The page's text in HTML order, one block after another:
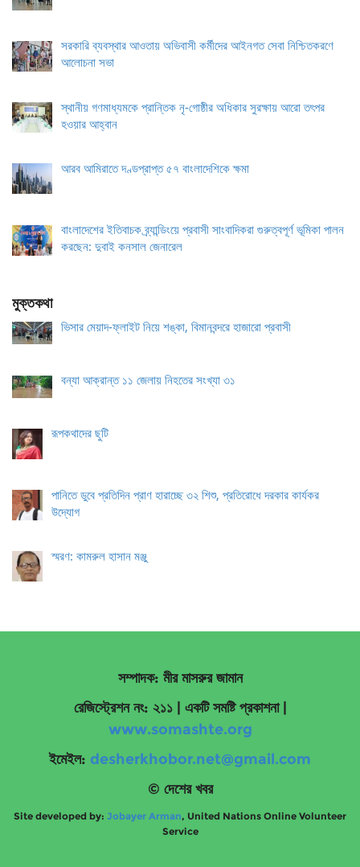
সরকারি ব্যবস্থার আওতায় অভিবাসী কর্মীদের আইনগত সেবা নিশ্চিতকরণে
আলোচনা সভা
স্থানীয় গণমাধ্যমকে প্রান্তিক নৃ-গোষ্ঠীর অধিকার সুরক্ষায় আরো তৎপর
হওয়ার আহ্বান
আরব আমিরাতে দণ্ডপ্রাপ্ত ৫৭ বাংলাদেশিকে ক্ষমা
বাংলাদেশের ইতিবাচক ব্র্যান্ডিংয়ে প্রবাসী সাংবাদিকরা গুরুত্বপূর্ণ ভূমিকা পালন
করছেন: দুবাই কনসাল জেনারেল
মুক্তকথা
ভিসার মেয়াদ-ফ্লাইট নিয়ে শঙ্কা, বিমানবন্দরে হাজারো প্রবাসী
বন্যা আক্রান্ত ১১ জেলায় নিহতের সংখ্যা ৩১
রূপকথাদের ছুটি
পানিতে ডুবে প্রতিদিন প্রাণ হারাচ্ছে ৩২ শিশু, প্রতিরোধে দরকার কার্যকর
উদ্যোগ
স্মরণ: কামরুল হাসান মঞ্জু
সম্পাদক: মীর মাসরুর জামান
রেজিস্ট্রেশন নং: ২১১ | একটি সমষ্টি প্রকাশনা
www.somashte.org
ইমেইল: desherkhobor.net@gmail.com
© দেশের খবর
Site developed by: Jobayer Arman, United Nations Online Volunteer
Service